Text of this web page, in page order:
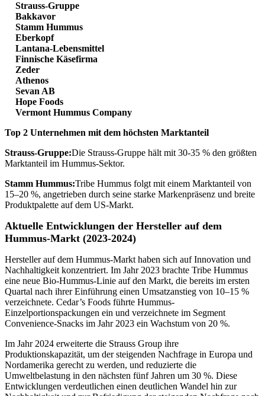
Strauss-Gruppe
Bakkavor
Stamm Hummus
Eberkopf
Lantana-Lebensmittel
Finnische Käsefirma
Zeder
Athenos
Sevan AB
Hope Foods
Vermont Hummus Company
Top 2 Unternehmen mit dem höchsten Marktanteil
Strauss-Gruppe:Die Strauss-Gruppe hält mit 30-35 % den größten
Marktanteil im Hummus-Sektor.
Stamm Hummus:Tribe Hummus folgt mit einem Marktanteil von
15–20 %, angetrieben durch seine starke Markenpräsenz und breite
Produktpalette auf dem US-Markt.
Aktuelle Entwicklungen der Hersteller auf dem
Hummus-Markt (2023-2024)
Hersteller auf dem Hummus-Markt haben sich auf Innovation und
Nachhaltigkeit konzentriert. Im Jahr 2023 brachte Tribe Hummus
eine neue Bio-Hummus-Linie auf den Markt, die bereits im ersten
Quartal nach ihrer Einführung einen Umsatzanstieg von 10–15 %
verzeichnete. Cedar’s Foods führte Hummus-
Einzelportionspackungen ein und verzeichnete im Segment
Convenience-Snacks im Jahr 2023 ein Wachstum von 20 %.
Im Jahr 2024 erweiterte die Strauss Group ihre
Produktionskapazität, um der steigenden Nachfrage in Europa und
Nordamerika gerecht zu werden, und reduzierte die
Umweltbelastung in den nächsten fünf Jahren um 30 %. Diese
Entwicklungen verdeutlichen einen deutlichen Wandel hin zur